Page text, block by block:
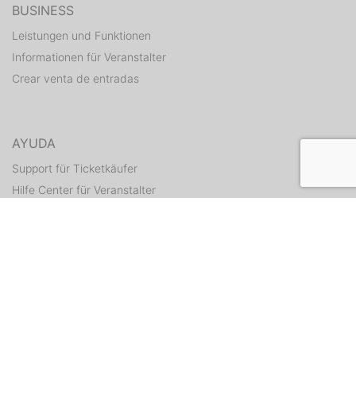
BUSINESS
Leistungen und Funktionen
Informationen für Veranstalter
Crear venta de entradas
AYUDA
Support für Ticketkäufer
Hilfe Center für Veranstalter